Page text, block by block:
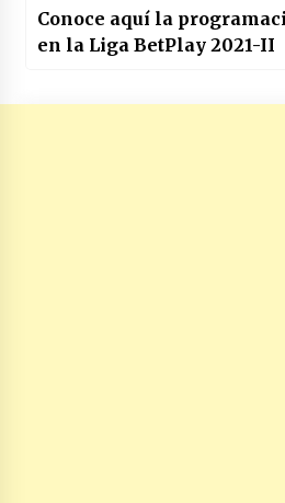
Conoce aquí la
en la Liga BetPlay 2021-II